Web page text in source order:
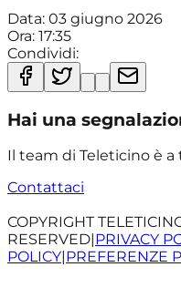
Data: 03 giugno 2026
Ora: 17:35
Condividi:
Hai una
Il team di Teleticino è a
Contattaci
COPYRIGHT
RESERVED|PRIVACY
POLICY|PREFERENZE